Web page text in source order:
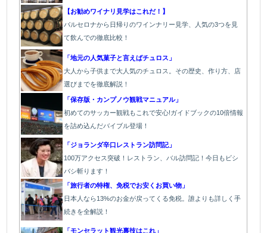
【お勧めワイナリ見学はこれだ！】
バルセロナから日帰りのワインナリー見学、人気の3つを見
て飲んでの徹底比較！
「地元の人気菓子と言えばチュロス」
大人から子供まで大人気のチュロス。その歴史、作り方、店
選びまでを徹底解説！
「保存版・カンプノウ観戦マニュアル」
初めてのサッカー観戦もこれで安心!ガイドブックの10倍情報
を詰め込んだバイブル登場！
「ジョランダ辛口レストラン訪問記」
100万アクセス突破！レストラン、バル訪問記！今日もビシ
バシ斬ります！
「旅行者の特権、免税でお安くお買い物」
日本人なら13%のお金が戻ってくる免税。誰よりも詳しく手
続きを全解説！
「モンセラット観光裏技はこれ」